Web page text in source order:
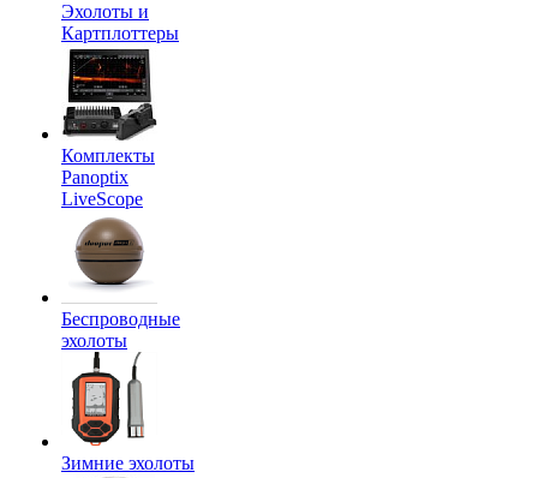
Эхолоты и
Картплоттеры
Комплекты
Panoptix
LiveScope
Беспроводные
эхолоты
Зимние эхолоты